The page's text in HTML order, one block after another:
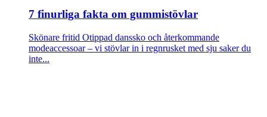
7 finurliga fakta om gummistövlar
Skönare fritid Otippad danssko och återkommande
modeaccessoar – vi stövlar in i regnrusket med sju saker du
inte...